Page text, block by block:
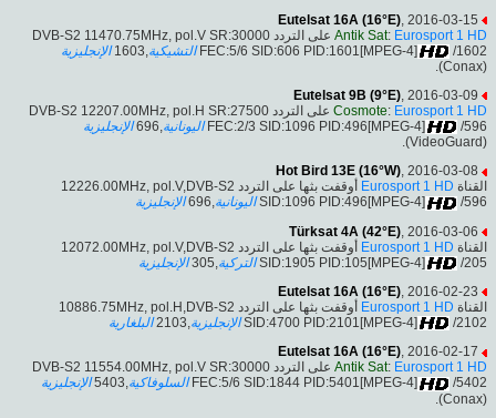
Eutelsat 16A (16°E) , 2016-03-15
Antik Sat: Eurosport 1 HD
على التردد DVB-S2 11470.75MHz, pol.V SR:30000
FEC:5/6 SID:606 PID:1601[MPEG-4]
/1602 التشيكية
الإنجليزية
(Conax).
Eutelsat 9B (9°E), 2016-03-09
Cosmote: Eurosport 1 HD
على التردد DVB-S2 12207.00MHz, pol.H SR:27500
FEC:2/3 SID:1096 PID:496[MPEG-4]
/596 اليونانية,696
الإنجليزية
(VideoGuard).
Hot Bird 13E (16°W), 2016-03-08
القناة Eurosport 1 HD
أوقفت بثها على التردد 12226.00MHz, pol.V,DVB-S2
SID:1096 PID:496[MPEG-4]
/596 اليونانية,696
الإنجليزية
Türksat 4A (42°E) , 2016-03-06
القناة Eurosport 1 HD
أوقفت بثها على التردد 12072.00MHz, pol.V,DVB-S2
SID:1905 PID:105[MPEG-4]
/205 التركية
الإنجليزية
Eutelsat 16A (16°E), 2016-02-23
القناة Eurosport 1 HD
أوقفت بثها على التردد 10886.75MHz, pol.H,DVB-S2
SID:4700 PID:2101[MPEG-4]
/2102 الإنجليزية,2103
البلغارية
Eutelsat 16A (16°E), 2016-02-17
Antik Sat: Eurosport 1 HD
على التردد DVB-S2 11554.00MHz, pol.V SR:30000
FEC:5/6 SID:1844 PID:5401[MPEG-4]
/5402 السلوفاكية,5403
الإنجليزية
(Conax).